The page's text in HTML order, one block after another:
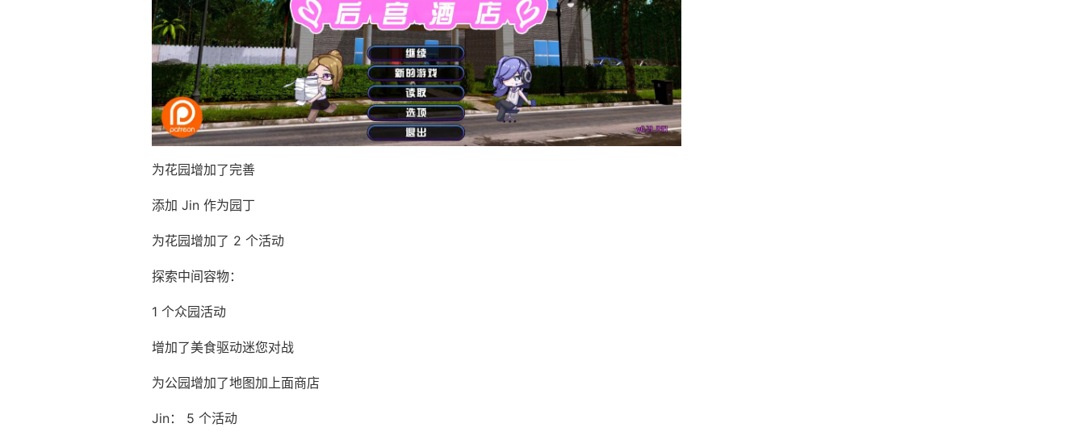
为花园增加了完善
添加 Jin 作为园丁
为花园增加了 2 个活动
探索中间容物：
1 个众园活动
增加了美食驱动迷您对战
为公园增加了地图加上面商店
Jin： 5 个活动